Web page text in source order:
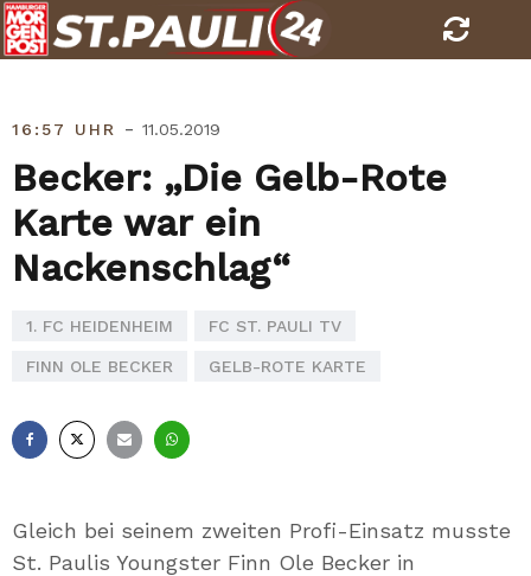
Skip
to
16:57 UHR - 11.05.2019
Becker: „Die Gelb-Rote
Karte war ein
Nackenschlag“
1. FC HEIDENHEIM FC ST. PAULI TV
FINN OLE BECKER GELB-ROTE KARTE
Gleich bei seinem zweiten Profi-Einsatz musste
St. Paulis Youngster Finn Ole Becker in